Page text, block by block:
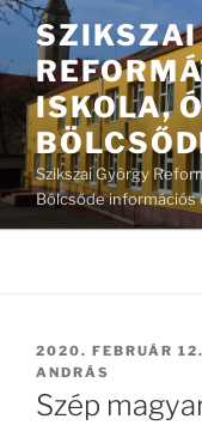
Tartalomhoz
SZIKSZAI
ISKOLA,
Szikszai György
Bölcsőde információs
BEKÜLDVE:
2020. FEBRUÁR
ANDRÁS
Szép